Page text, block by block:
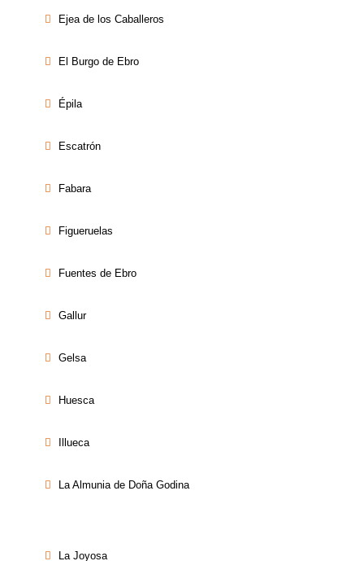
Ejea de los Caballeros
El Burgo de Ebro
Épila
Escatrón
Fabara
Figueruelas
Fuentes de Ebro
Gallur
Gelsa
Huesca
Illueca
La Almunia de Doña Godina
La Joyosa